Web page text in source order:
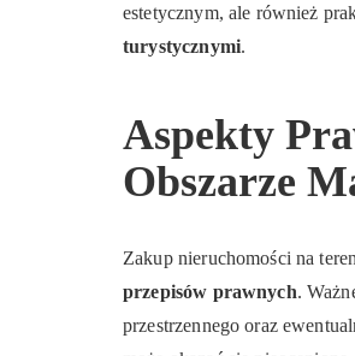
estetycznym, ale również
turystycznymi.
Aspekty
Obszarze
Zakup nieruchomości na
przepisów prawnych.
przestrzennego oraz